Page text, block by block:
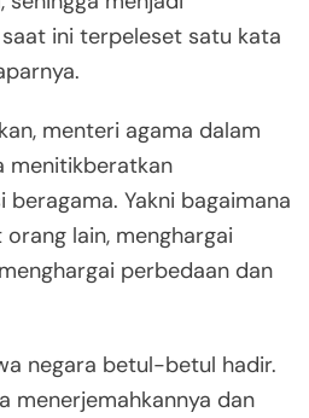
ini terpeleset satu kata
menteri agama dalam
menitikberatkan
Yakni bagaimana
lain, menghargai
perbedaan dan
negara betul-betul hadir.
menerjemahkannya dan